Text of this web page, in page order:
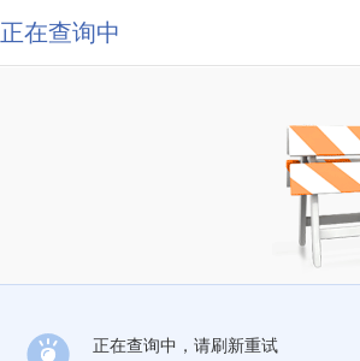
正在查询中
正在查询中，请刷新重试